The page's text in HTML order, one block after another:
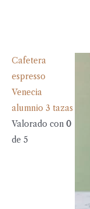
Cafetera
espresso
Venecia
alumnio 3 tazas
Valorado con 0
de 5